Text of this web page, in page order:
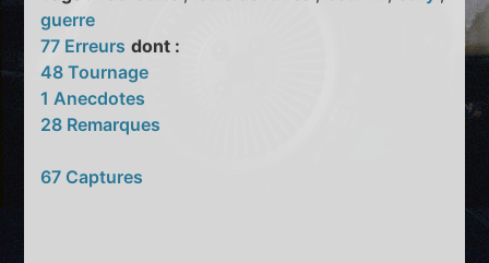
guerre
77 Erreurs dont :
48 Tournage
1 Anecdotes
28 Remarques
67 Captures